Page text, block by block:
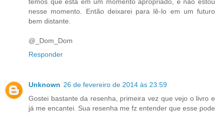
temos que está em um momento apropriado, e não estou
nesse momento. Então deixarei para lê-lo em um futuro
bem distante.
@_Dom_Dom
Responder
Unknown 26 de fevereiro de 2014 às 23:59
Gostei bastante da resenha, primeira vez que vejo o livro e
já me encantei. Sua resenha me fz entender que esse pode